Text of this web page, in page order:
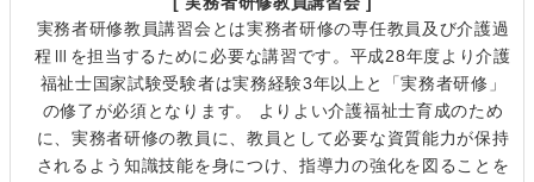
実務者研修教員講習会とは実務者研修の専任教員及び介護過
程Ⅲを担当するために必要な講習です。平成28年度より介護
福祉士国家試験受験者は実務経験3年以上と「実務者研修」
の修了が必須となります。 よりよい介護福祉士育成のため
に、実務者研修の教員に、教員として必要な資質能力が保持
されるよう知識技能を身につけ、指導力の強化を図ることを